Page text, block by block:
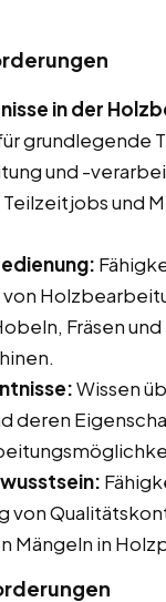
in der
grundlegende
und -
und
von
Fräsen und
Wissen
deren
von
Mängeln in